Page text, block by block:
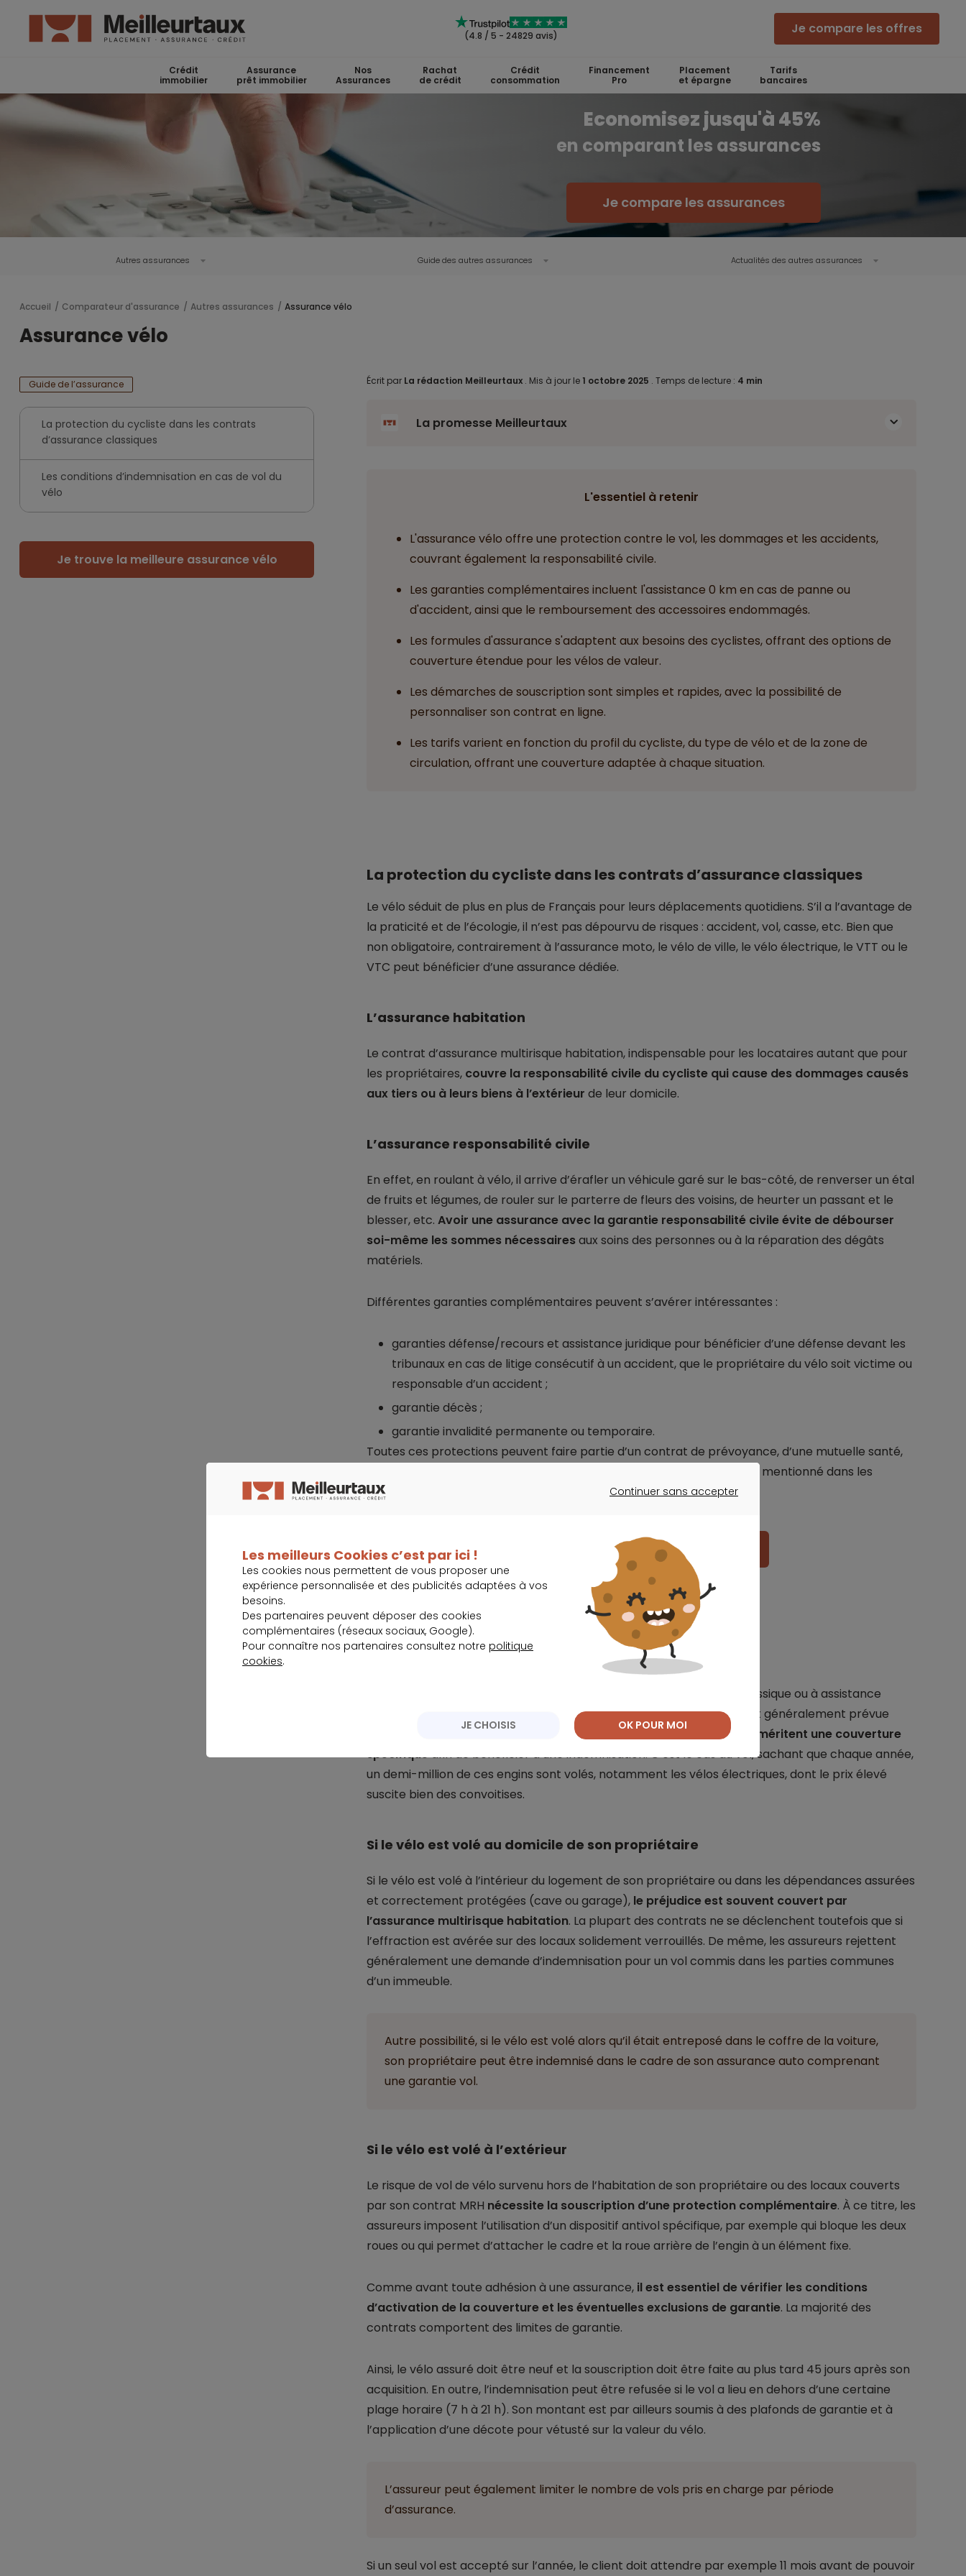
(4.8 / 5 - 24829 avis) Je compare les offres
Crédit
immobilier
Assurance
prêt immobilier
Nos
Assurances
Rachat
de crédit
Crédit
consommation
Financement
Pro
Placement
et épargne
Tarifs
bancaires
Economisez jusqu'à 45%
en comparant les assurances
Je compare les assurances
Autres assurances Guide des autres assurances Actualités des autres assurances
Accueil Comparateur d'assurance Autres assurances Assurance vélo
Assurance vélo
Guide de l’assurance
La protection du cycliste dans les contrats
d’assurance classiques
Les conditions d’indemnisation en cas de vol du
vélo
Je trouve la meilleure assurance vélo
Écrit par La rédaction Meilleurtaux. Mis à jour le 1 octobre 2025 . Temps de lecture : 4 min
La promesse Meilleurtaux
L'essentiel à retenir
L'assurance vélo offre une protection contre le vol, les dommages et les accidents,
couvrant également la responsabilité civile.
Les garanties complémentaires incluent l'assistance 0 km en cas de panne ou
d'accident, ainsi que le remboursement des accessoires endommagés.
Les formules d'assurance s'adaptent aux besoins des cyclistes, offrant des options de
couverture étendue pour les vélos de valeur.
Les démarches de souscription sont simples et rapides, avec la possibilité de
personnaliser son contrat en ligne.
Les tarifs varient en fonction du profil du cycliste, du type de vélo et de la zone de
circulation, offrant une couverture adaptée à chaque situation.
La protection du cycliste dans les contrats d’assurance classiques
Le vélo séduit de plus en plus de Français pour leurs déplacements quotidiens. S’il a l’avantage de
la praticité et de l’écologie, il n’est pas dépourvu de risques : accident, vol, casse, etc. Bien que
non obligatoire, contrairement à l’assurance moto, le vélo de ville, le vélo électrique, le VTT ou le
VTC peut bénéficier d’une assurance dédiée.
L’assurance habitation
Le contrat d’assurance multirisque habitation, indispensable pour les locataires autant que pour
les propriétaires, couvre la responsabilité civile du cycliste qui cause des dommages causés
aux tiers ou à leurs biens à l’extérieur de leur domicile.
L’assurance responsabilité civile
En effet, en roulant à vélo, il arrive d’érafler un véhicule garé sur le bas-côté, de renverser un étal
de fruits et légumes, de rouler sur le parterre de fleurs des voisins, de heurter un passant et le
blesser, etc. Avoir une assurance avec la garantie responsabilité civile évite de débourser
soi-même les sommes nécessairesaux soins des personnes ou à la réparation des dégâts
matériels.
Différentes garanties complémentaires peuvent s’avérer intéressantes :
garanties défense/recours et assistance juridique pour bénéficier d’une défense devant les
tribunaux en cas de litige consécutif à un accident, que le propriétaire du vélo soit victime ou
responsable d’un accident ;
garantie décès ;
garantie invalidité permanente ou temporaire.
Toutes ces protections peuvent faire partie d’un contrat de prévoyance, d’une mutuelle santé,
d’une assurance scolaire pour les enfants… si l’usage du vélo n’est pas mentionné dans les
limitations éventuelles.
Je trouve la meilleure assurance vélo
Les conditions d’indemnisation en cas de vol du vélo
, qu’il s’agisse d’un modèle classique ou à assistance
électrique, d’autant que la responsabilité civile de son propriétaire est généralement prévue
dans son contrat d’assurance habitation. Toutefois,certains risques méritent une couverture
spécifiqueafin de bénéficier d’une indemnisation. C’est le cas du vol, sachant que chaque année,
un demi-million de ces engins sont volés, notamment les vélos électriques, dont le prix élevé
suscite bien des convoitises.
Si le vélo est volé au domicile de son propriétaire
Si le vélo est volé à l’intérieur du logement de son propriétaire ou dans les dépendances assurées
et correctement protégées (cave ou garage), le préjudice est souvent couvert par
l’assurance multirisque habitation. La plupart des contrats ne se déclenchent toutefois que si
l’effraction est avérée sur des locaux solidement verrouillés. De même, les assureurs rejettent
généralement une demande d’indemnisation pour un vol commis dans les parties communes
d’un immeuble.
Autre possibilité, si le vélo est volé alors qu’il était entreposé dans le coffre de la voiture,
son propriétaire peut être indemnisé dans le cadre de son assurance auto comprenant
une garantie vol.
Si le vélo est volé à l’extérieur
Le risque de vol de vélo survenu hors de l’habitation de son propriétaire ou des locaux couverts
par son contrat MRH nécessite la souscription d’une protection complémentaire. À ce titre, les
assureurs imposent l’utilisation d’un dispositif antivol spécifique, par exemple qui bloque les deux
roues ou qui permet d’attacher le cadre et la roue arrière de l’engin à un élément fixe.
Comme avant toute adhésion à une assurance, il est essentiel de vérifier les conditions
d’activation de la couverture et les éventuelles exclusions de garantie. La majorité des
contrats comportent des limites de garantie.
Ainsi, le vélo assuré doit être neuf et la souscription doit être faite au plus tard 45 jours après son
acquisition. En outre, l’indemnisation peut être refusée si le vol a lieu en dehors d’une certaine
plage horaire (7 h à 21 h). Son montant est par ailleurs soumis à des plafonds de garantie et à
l’application d’une décote pour vétusté sur la valeur du vélo.
L’assureur peut également limiter le nombre de vols pris en charge par période
d’assurance.
Si un seul vol est accepté sur l’année, le client doit attendre par exemple 11 mois avant de pouvoir
Continuer sans accepter
Les meilleurs Cookies c’est par ici !
Les cookies nous permettent de vous proposer une
expérience personnalisée et des publicités adaptées à vos
besoins.
Des partenaires peuvent déposer des cookies
complémentaires (réseaux sociaux, Google).
Pour connaître nos partenaires consultez notre politique
cookies.
JE CHOISIS OK POUR MOI